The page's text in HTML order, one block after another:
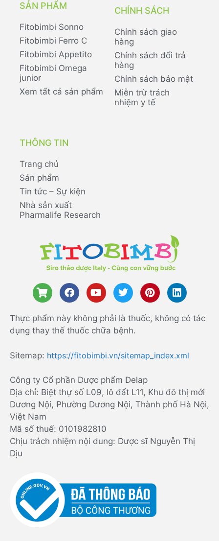
SẢN PHẨM
Fitobimbi Sonno
Fitobimbi Ferro C
Fitobimbi Appetito
Fitobimbi Omega
junior
Xem tất cả sản phẩm
CHÍNH SÁCH
Chính sách giao
hàng
Chính sách đổi trả
hàng
Chính sách bảo mật
Miễn trừ trách
nhiệm y tế
THÔNG TIN
Trang chủ
Sản phẩm
Tin tức – Sự kiện
Nhà sản xuất
Pharmalife Research
Thực phẩm này không phải là thuốc, không có tác
dụng thay thế thuốc chữa bệnh.
Sitemap: https://fitobimbi.vn/sitemap_index.xml
Công ty Cổ phần Dược phẩm Delap
Địa chỉ: Biệt thự số L09, lô đất L11, Khu đô thị mới
Dương Nội, Phường Dương Nội, Thành phố Hà Nội,
Việt Nam
Mã số thuế: 0101982810
Chịu trách nhiệm nội dung: Dược sĩ Nguyễn Thị
Dịu